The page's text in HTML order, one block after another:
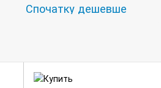
Спочатку дешевше